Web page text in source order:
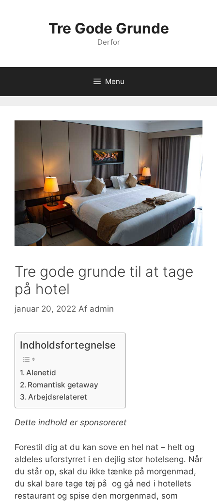
Tre Gode Grunde
Derfor
Menu
Tre gode grunde til at tage
på hotel
januar 20, 2022 Af admin
Indholdsfortegnelse
Alenetid
Romantisk getaway
Arbejdsrelateret
Dette indhold er sponsoreret
Forestil dig at du kan sove en hel nat – helt og
aldeles uforstyrret i en dejlig stor hotelseng. Når
du står op, skal du ikke tænke på morgenmad,
du skal bare tage tøj på og gå ned i hotellets
restaurant og spise den morgenmad, som